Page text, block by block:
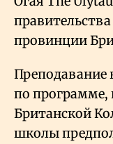
провинции
Преподавание
по программе,
Британской
школы